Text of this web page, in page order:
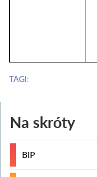
TAGI:
Na skróty
BIP